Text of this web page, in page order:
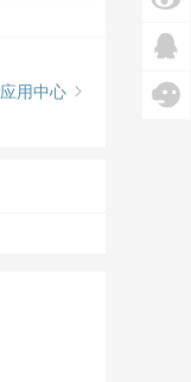
应用中心